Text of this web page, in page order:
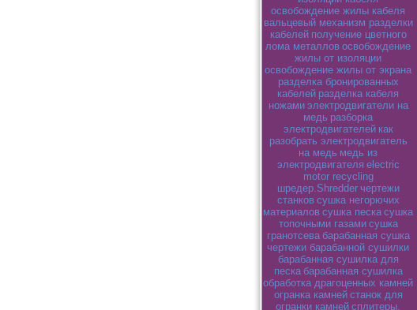
освобождение жилы кабеля
вальцевый механизм разделки
кабелей получение цветного
лома металлов освобождение
жилы от изоляции
освобождение жилы от экрана
разделка бронированных
кабелей разделка кабеля
ножами электродвигатели на
медь разборка
электродвигателей как
разобрать электродвигатель
на медь медь из
электродвигателя electric
motor recycling
шредер.Shredder чертежи
станков сушка негорючих
материалов сушка песка сушка
топочными газами сушка
гранотсева барабанная сушка
чертежи барабанной сушилки
барабанная сушилка для
песка барабанная сушилка
обработка драгоценных камней
огранка камней станок для
огранки камней сплитеры,